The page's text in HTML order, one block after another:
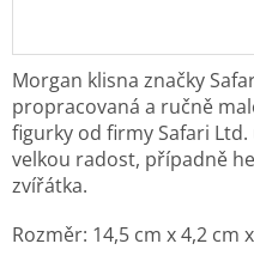
Morgan klisna značky
propracovaná a ručně
figurky od firmy Safari
velkou radost, případně
zvířátka.
Rozměr: 14,5 cm x 4,2 cm